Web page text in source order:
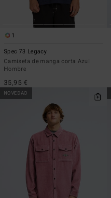
1
Spec 73 Legacy
Camiseta de manga corta Azul
Hombre
35,95 €
NOVEDAD